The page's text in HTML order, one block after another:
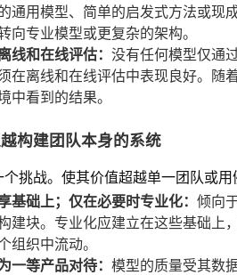
通用模型、简单的启发式方法或现
向专业模型或更复杂的架构。
线和在线评估： 没有任何模型仅通
在离线和在线评估中表现良好。随
中看到的结果。
构建团队本身的系统
挑战。使其价值超越单一团队或用
基础上；仅在必要时专业化： 倾向
建块。专业化应建立在这些基础上
组织中流动。
一等产品对待： 模型的质量受其数